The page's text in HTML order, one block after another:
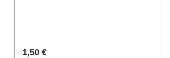
Regulärer Preis:
1,50 €